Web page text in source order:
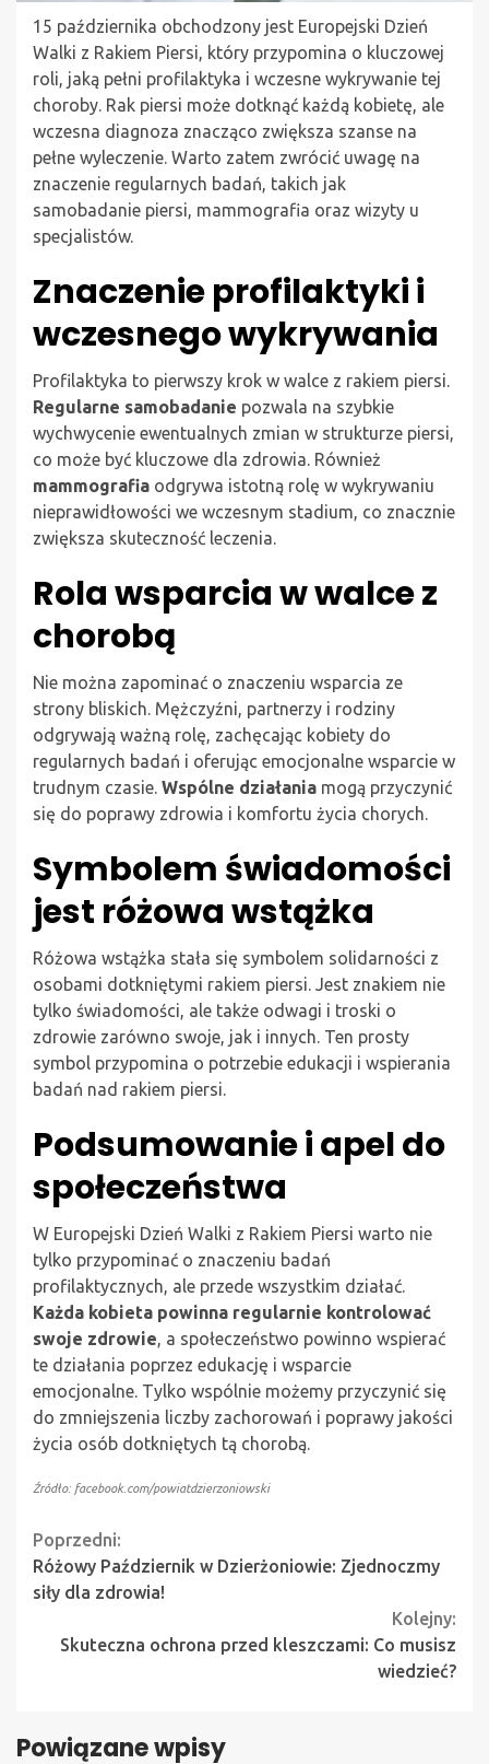
15 października obchodzony jest Europejski Dzień
Walki z Rakiem Piersi, który przypomina o kluczowej
roli, jaką pełni profilaktyka i wczesne wykrywanie tej
choroby. Rak piersi może dotknąć każdą kobietę, ale
wczesna diagnoza znacząco zwiększa szanse na
pełne wyleczenie. Warto zatem zwrócić uwagę na
znaczenie regularnych badań, takich jak
samobadanie piersi, mammografia oraz wizyty u
specjalistów.
Znaczenie profilaktyki i
wczesnego wykrywania
Profilaktyka to pierwszy krok w walce z rakiem piersi.
Regularne samobadanie pozwala na szybkie
wychwycenie ewentualnych zmian w strukturze piersi,
co może być kluczowe dla zdrowia. Również
mammografia odgrywa istotną rolę w wykrywaniu
nieprawidłowości we wczesnym stadium, co znacznie
zwiększa skuteczność leczenia.
Rola wsparcia w walce z
chorobą
Nie można zapominać o znaczeniu wsparcia ze
strony bliskich. Mężczyźni, partnerzy i rodziny
odgrywają ważną rolę, zachęcając kobiety do
regularnych badań i oferując emocjonalne wsparcie w
trudnym czasie. Wspólne działania mogą przyczynić
się do poprawy zdrowia i komfortu życia chorych.
Symbolem świadomości
jest różowa wstążka
Różowa wstążka stała się symbolem solidarności z
osobami dotkniętymi rakiem piersi. Jest znakiem nie
tylko świadomości, ale także odwagi i troski o
zdrowie zarówno swoje, jak i innych. Ten prosty
symbol przypomina o potrzebie edukacji i wspierania
badań nad rakiem piersi.
Podsumowanie i apel do
społeczeństwa
W Europejski Dzień Walki z Rakiem Piersi warto nie
tylko przypominać o znaczeniu badań
profilaktycznych, ale przede wszystkim działać.
Każda kobieta powinna regularnie kontrolować
swoje zdrowie, a społeczeństwo powinno wspierać
te działania poprzez edukację i wsparcie
emocjonalne. Tylko wspólnie możemy przyczynić się
do zmniejszenia liczby zachorowań i poprawy jakości
życia osób dotkniętych tą chorobą.
Źródło: facebook.com/powiatdzierzoniowski
Continue
Reading
Poprzedni:
Różowy Październik w Dzierżoniowie: Zjednoczmy
siły dla zdrowia!
Kolejny:
Skuteczna ochrona przed kleszczami: Co musisz
wiedzieć?
Powiązane wpisy